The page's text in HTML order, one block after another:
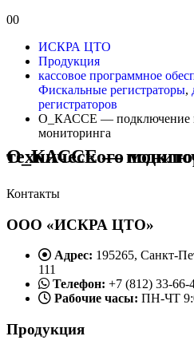
00
ИСКРА ЦТО
Продукция
кассовое программное
Фискальные регистраторы,
регистраторов
О_КАССЕ — подключение к
мониторинга
О_КАССЕ — подключение к системе
Контакты
ООО «ИСКРА ЦТО»
Адрес: 195265, Санкт-
111
Телефон: +7 (812) 33-66-
Рабочие часы: ПН-ЧТ
Продукция